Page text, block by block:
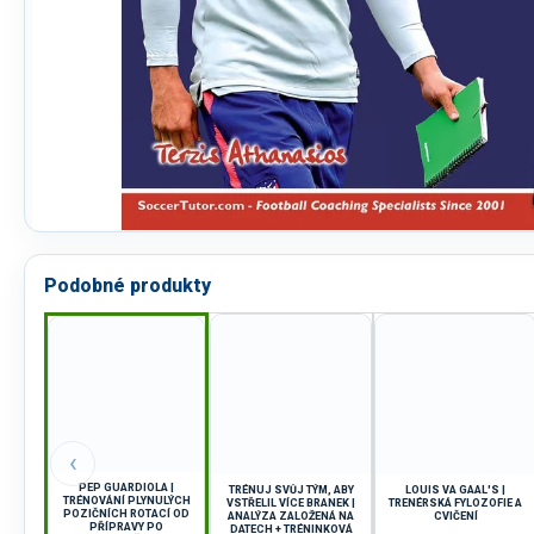
Podobné produkty
‹
PEP GUARDIOLA |
TRÉNOVÁNÍ PLYNULÝCH
POZIČNÍCH ROTACÍ OD
PŘÍPRAVY PO
TRÉNUJ SVŮJ TÝM, ABY
VSTŘELIL VÍCE BRANEK |
ANALÝZA ZALOŽENÁ NA
DATECH + TRÉNINKOVÁ
LOUIS VA GAAL'S |
TRENÉRSKÁ FYLOZOFIE A
CVIČENÍ